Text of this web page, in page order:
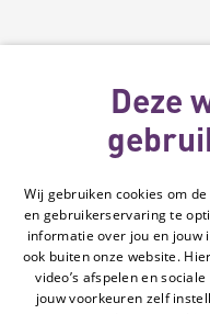
Deze
Wij gebruiken cookies om
en gebruikerservaring te
informatie over jou en jouw
ook buiten onze website.
video’s afspelen en
jouw voorkeuren zelf